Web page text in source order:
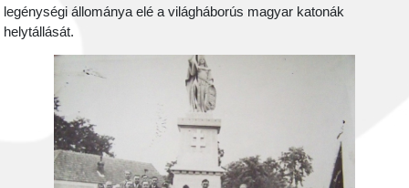
legénységi állománya elé a világháborús magyar katonák
helytállását.